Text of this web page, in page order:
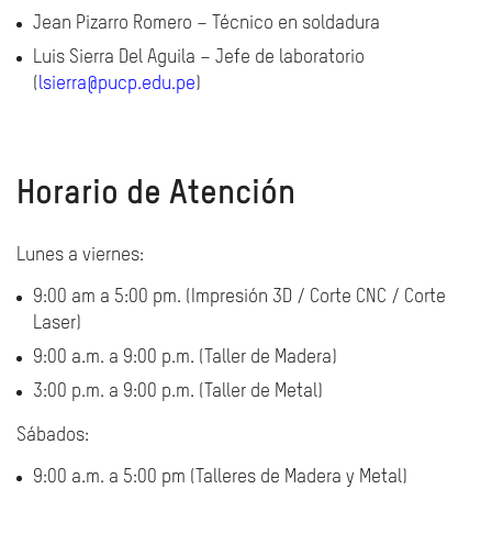
Jean Pizarro Romero – Técnico en soldadura
Luis Sierra Del Aguila – Jefe de laboratorio
(lsierra@pucp.edu.pe)
Horario de Atención
Lunes a viernes:
9:00 am a 5:00 pm. (Impresión 3D / Corte CNC / Corte
Laser)
9:00 a.m. a 9:00 p.m. (Taller de Madera)
3:00 p.m. a 9:00 p.m. (Taller de Metal)
Sábados:
9:00 a.m. a 5:00 pm (Talleres de Madera y Metal)